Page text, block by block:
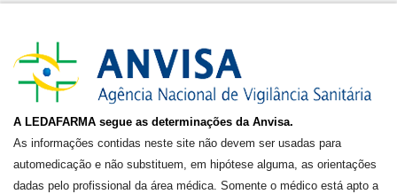
A LEDAFARMA segue as determinações da Anvisa.
As informações contidas neste site não devem ser usadas para
automedicação e não substituem, em hipótese alguma, as orientações
dadas pelo profissional da área médica. Somente o médico está apto a